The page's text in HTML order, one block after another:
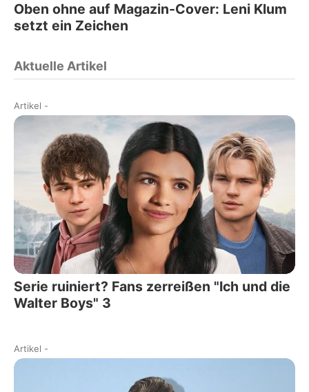
Oben ohne auf Magazin-Cover: Leni Klum
setzt ein Zeichen
Aktuelle Artikel
Artikel -
Serie ruiniert? Fans zerreißen "Ich und die
Walter Boys" 3
Artikel -